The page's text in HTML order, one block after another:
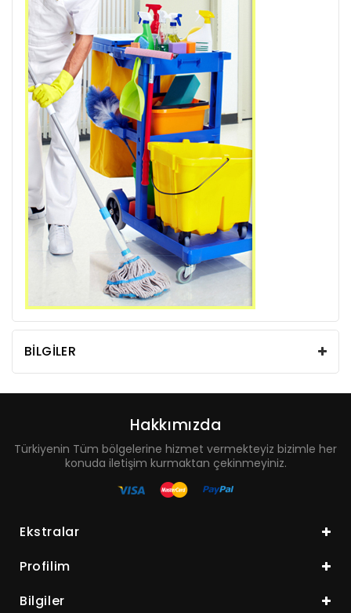
BILGILER
Hakkımızda
Türkiyenin Tüm bölgelerine hizmet vermekteyiz bizimle her
konuda iletişim kurmaktan çekinmeyiniz.
Ekstralar
Profilim
Bilgiler